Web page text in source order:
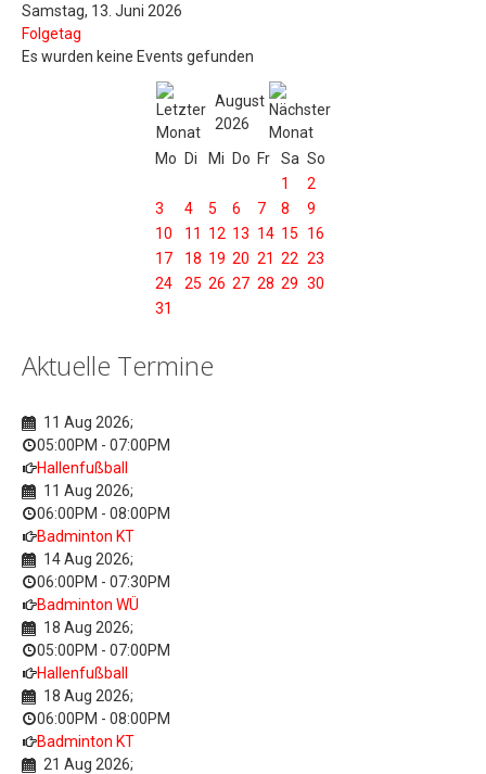
Samstag, 13. Juni 2026
Folgetag
Es wurden keine Events gefunden
August
2026
Mo
Di Mi Do Fr Sa So
1
2
3
4 5 6 7 8
9
10
11 12 13 14 15
16
17
18 19 20 21 22 23
24
25 26 27 28 29 30
31
Aktuelle Termine
11 Aug 2026;
05:00PM - 07:00PM
Hallenfußball
11 Aug 2026;
06:00PM - 08:00PM
Badminton KT
14 Aug 2026;
06:00PM - 07:30PM
Badminton WÜ
18 Aug 2026;
05:00PM - 07:00PM
Hallenfußball
18 Aug 2026;
06:00PM - 08:00PM
Badminton KT
21 Aug 2026;